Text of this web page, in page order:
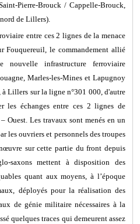
Pierre-Brouck / Cappelle-Brouck,
de Lillers).
entre ces 2 lignes de la menace
Fouquereuil, le commandement allié
infrastructure ferroviaire
Marles-les-Mines et Lapugnoy
Lillers sur la ligne n°301 000, d'autre
les échanges entre ces 2 lignes de
Ouest. Les travaux sont menés en un
les ouvriers et personnels des troupes
sur cette partie du front depuis
saxons mettent à disposition des
quant aux moyens, à l’époque
déployés pour la réalisation des
de génie militaire nécessaires à la
quelques traces qui demeurent assez